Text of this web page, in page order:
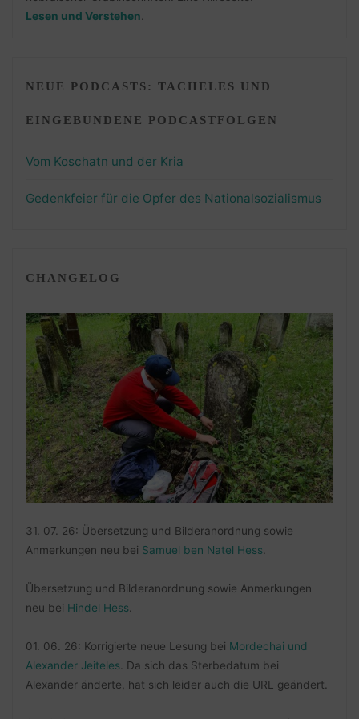
Lesen und Verstehen
NEUE PODCASTS: TACHELES UND
EINGEBUNDENE PODCASTFOLGEN
Vom Koschatn und der Kria
Gedenkfeier für die Opfer des Nationalsozialismus
CHANGELOG
31. 07. 26: Übersetzung und Bilderanordnung sowie
Anmerkungen neu bei Samuel ben Natel Hess
Übersetzung und Bilderanordnung sowie Anmerkungen
neu bei Hindel Hess
01. 06. 26: Korrigierte neue Lesung bei Mordechai und
Alexander Jeiteles . Da sich das Sterbedatum bei
Alexander änderte, hat sich leider auch die URL geändert.